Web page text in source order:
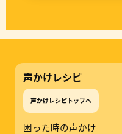
声かけレシピ
声かけレシピトップへ
困った時の声かけ